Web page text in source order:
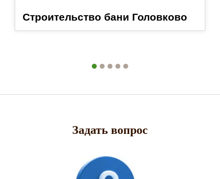
Строительство бани Головково
Задать вопрос